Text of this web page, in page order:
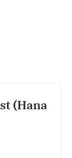
(Hana